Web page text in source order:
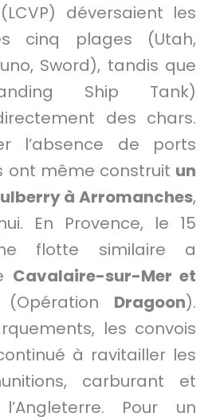
(LCVP) déversaient les
cinq plages (Utah,
Sword), tandis que
Ship Tank)
des chars.
l’absence de ports
ont même construit un
à Arromanches,
En Provence, le 15
flotte similaire a
Cavalaire-sur-Mer et
(Opération Dragoon).
les convois
à ravitailler les
carburant et
Pour un